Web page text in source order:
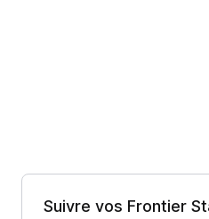
Suivre vos Frontier